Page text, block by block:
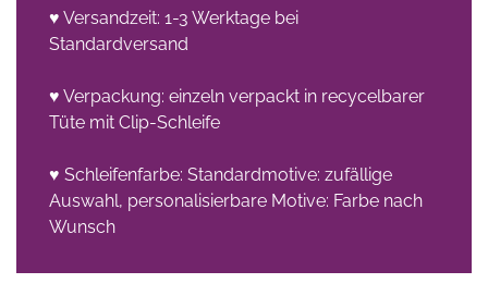
♥ Versandzeit: 1-3 Werktage bei
Standardversand
♥ Verpackung: einzeln verpackt in recycelbarer
Tüte mit Clip-Schleife
♥ Schleifenfarbe: Standardmotive: zufällige
Auswahl, personalisierbare Motive: Farbe nach
Wunsch